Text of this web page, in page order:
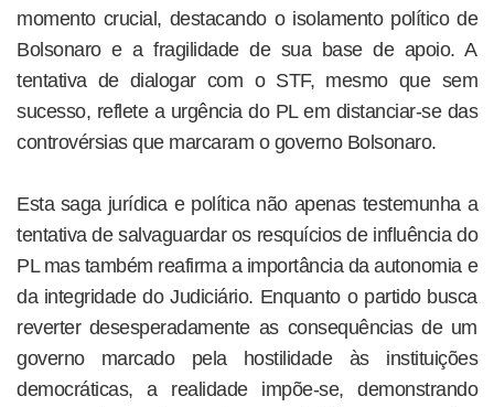
momento crucial, destacando o isolamento político de
Bolsonaro e a fragilidade de sua base de apoio. A
tentativa de dialogar com o STF, mesmo que sem
sucesso, reflete a urgência do PL em distanciar-se das
controvérsias que marcaram o governo Bolsonaro.
Esta saga jurídica e política não apenas testemunha a
tentativa de salvaguardar os resquícios de influência do
PL mas também reafirma a importância da autonomia e
da integridade do Judiciário. Enquanto o partido busca
reverter desesperadamente as consequências de um
governo marcado pela hostilidade às instituições
democráticas, a realidade impõe-se, demonstrando